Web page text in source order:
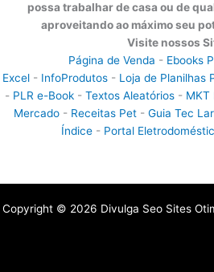
possa trabalhar de casa ou de
aproveitando ao máximo seu
Visite nossos
Página de Venda - Ebooks
Excel- InfoProdutos- Loja de Planilhas
- PLR e-Book- Textos Aleatórios- MKT
Mercado - Receitas Pet - Guia Tec Lar
Índice - Portal
Copyright © 2026 Divulga Seo Sites